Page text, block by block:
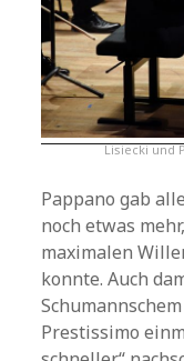
Lisiecki und
Pappano gab
noch etwas
maximalen
konnte. Auch
Prestissimo